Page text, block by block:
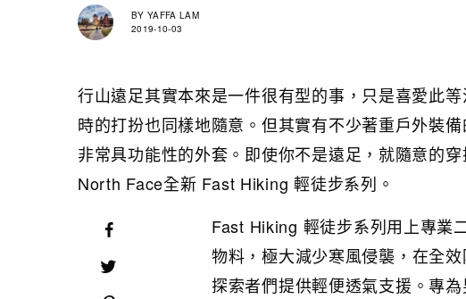
BY YAFFA LAM
2019-10-03
行山遠足其實本來是一件很有型的事，只是喜愛此
時的打扮也同樣地隨意。但其實有不少著重戶外裝
非常具功能性的外套。即使你不是遠足，就隨意的
North Face全新 Fast Hiking 輕徒步系列。
Fast Hiking 輕徒步系列用上專業
物料，極大減少寒風侵襲，在全
探索者們提供輕便透氣支援。專